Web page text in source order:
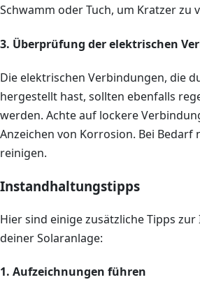
Schwamm oder Tuch, um Kratzer zu
3. Überprüfung der elektrischen
Die elektrischen Verbindungen, die
hergestellt hast, sollten ebenfalls
werden. Achte auf lockere
Anzeichen von Korrosion. Bei Bedarf
reinigen.
Instandhaltungstipps
Hier sind einige zusätzliche Tipps
deiner Solaranlage:
1. Aufzeichnungen führen